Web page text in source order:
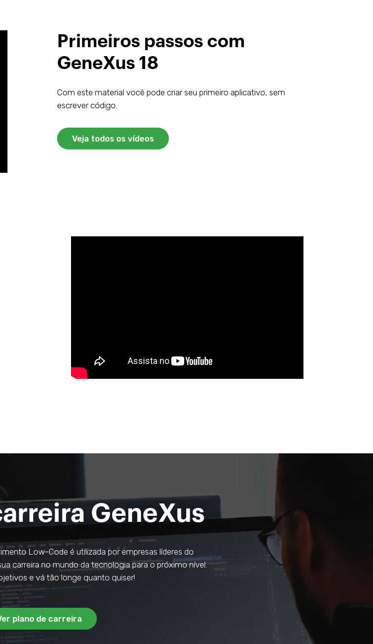
Primeiros passos com
GeneXus 18
Com este material você pode criar seu primeiro aplicativo, sem
escrever código.
Veja todos os vídeos
GeneXus
Low-Code é utilizada por empresas líderes do
carreira no mundo da tecnologia para o próximo nível.
e vá tão longe quanto quiser!
plano de carreira